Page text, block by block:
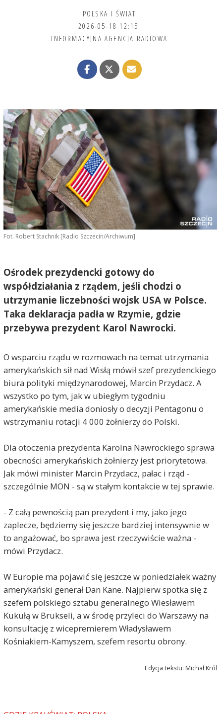
POLSKA I ŚWIAT
2026-05-18 12:15
INFORMACYJNA AGENCJA RADIOWA
Fot. Robert Stachnik [Radio Szczecin/Archiwum]
Ośrodek prezydencki gotowy do
współdziałania z rządem, jeśli chodzi o
utrzymanie liczebności wojsk USA w Polsce.
Taka deklaracja padła w Rzymie, gdzie
przebywa prezydent Karol Nawrocki.
O wsparciu rządu w rozmowach na temat utrzymania
amerykańskich sił nad Wisłą mówił szef prezydenckiego
biura polityki międzynarodowej, Marcin Przydacz. A
wszystko po tym, jak w ubiegłym tygodniu
amerykańskie media doniosły o decyzji Pentagonu o
wstrzymaniu rotacji 4 000 żołnierzy do Polski.
Dla otoczenia prezydenta Karolna Nawrockiego sprawa
obecności amerykańskich żołnierzy jest priorytetowa.
Jak mówi minister Marcin Przydacz, pałac i rząd -
szczególnie MON - są w stałym kontakcie w tej sprawie.
- Z całą pewnością pan prezydent i my, jako jego
zaplecze, będziemy się jeszcze bardziej intensywnie w
to angażować, bo sprawa jest rzeczywiście ważna -
mówi Przydacz.
W Europie ma pojawić się jeszcze w poniedziałek ważny
amerykański generał Dan Kane. Najpierw spotka się z
szefem polskiego sztabu generalnego Wiesławem
Kukułą w Brukseli, a w środę przyleci do Warszawy na
konsultację z wicepremierem Władysławem
Kośniakiem-Kamyszem, szefem resortu obrony.
Edycja tekstu: Michał Król